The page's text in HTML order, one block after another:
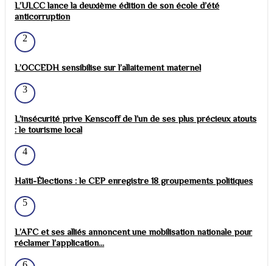
L’ULCC lance la deuxième édition de son école d’été
anticorruption
2
L’OCCEDH sensibilise sur l’allaitement maternel
3
L’insécurité prive Kenscoff de l’un de ses plus précieux atouts
: le tourisme local
4
Haïti-Élections : le CEP enregistre 18 groupements politiques
5
L’AFC et ses alliés annoncent une mobilisation nationale pour
réclamer l’application...